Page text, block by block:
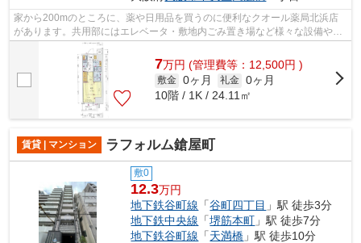
家から200mのところに、薬や日用品を買うのに便利なクオール薬局北浜店
があります。共用部にはエレベータ・敷地内ごみ置き場など様々な設備やサ
ービスが揃っているので便利です。こち...
7万円 (管理費等：12,500円 )
敷金 0ヶ月 礼金 0ヶ月
10階 / 1K / 24.11㎡
賃貸 | マンション ラフォルム鎗屋町
敷0
12.3万円
地下鉄谷町線 「谷町四丁目 」駅 徒歩3分
地下鉄中央線 「堺筋本町 」駅 徒歩7分
地下鉄谷町線 「天満橋 」駅 徒歩10分